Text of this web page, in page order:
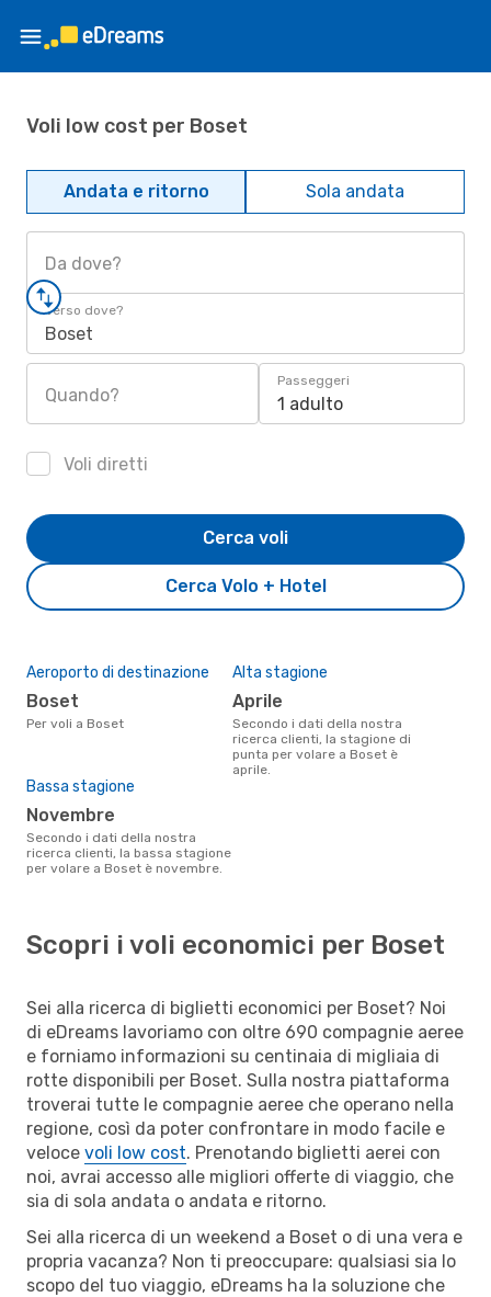
Voli low cost per Boset
Andata e ritorno Sola andata
Da dove?
Verso dove?
Boset
Quando?
Passeggeri
1 adulto
Voli diretti
Cerca Volo + Hotel
Cerca voli
Aeroporto di destinazione
Boset
Per voli a Boset
Alta stagione
aprile
Secondo i dati della nostra
ricerca clienti, la stagione di
punta per volare a Boset è
aprile.
Bassa stagione
novembre
Secondo i dati della nostra
ricerca clienti, la bassa stagione
per volare a Boset è novembre.
Scopri i voli economici per Boset
Sei alla ricerca di biglietti economici per Boset? Noi
di eDreams lavoriamo con oltre 690 compagnie aeree
e forniamo informazioni su centinaia di migliaia di
rotte disponibili per Boset. Sulla nostra piattaforma
troverai tutte le compagnie aeree che operano nella
regione, così da poter confrontare in modo facile e
veloce voli low cost. Prenotando biglietti aerei con
noi, avrai accesso alle migliori offerte di viaggio, che
sia di sola andata o andata e ritorno.
Sei alla ricerca di un weekend a Boset o di una vera e
propria vacanza? Non ti preoccupare: qualsiasi sia lo
scopo del tuo viaggio, eDreams ha la soluzione che